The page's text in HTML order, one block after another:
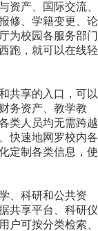
资产、国际交流、
修、学籍变更、论
为校园各服务部门
跑，就可以在线轻
共享的入口，可以
务资产、教学教
类人员均无需跨越
快速地网罗校内各
定制各类信息，使
、科研和公共资
共享平台、科研仪
户可按分类检索、